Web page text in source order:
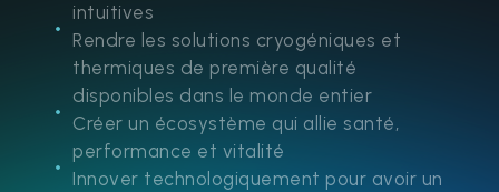
intuitives
Rendre les solutions cryogéniques et
thermiques de première qualité
disponibles dans le monde entier
Créer un écosystème qui allie santé,
performance et vitalité
Innover technologiquement pour avoir un